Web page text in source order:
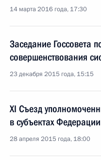
14 марта 2016 года, 17:30
Заседание Госсовета
совершенствования
23 декабря 2015 года, 15:15
XI Съезд
в субъектах Федерации
28 апреля 2015 года, 18:00